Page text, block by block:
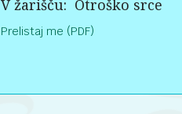
V žarišču: Otroško srce
Prelistaj me (PDF)